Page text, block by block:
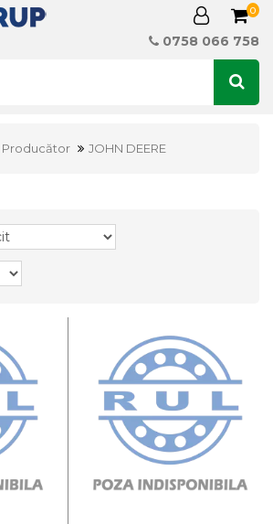
0
0758 066 758
Producător JOHN DEERE